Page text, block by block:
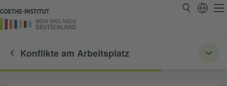
Konflikte am Arbeitsplatz